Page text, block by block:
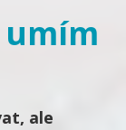
umím
ale